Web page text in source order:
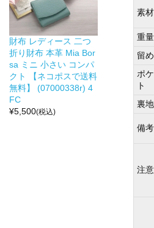
財布 レディース 二つ
折り財布 本革 Mia Bor
sa ミニ 小さい コンパ
クト 【ネコポスで送料
無料】 (07000338r) 4
FC
¥5,500(税込)
素材
重量
留
ポ
ト
裏地
備考
注